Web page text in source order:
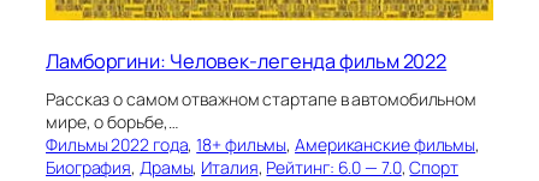
Ламборгини: Человек-легенда фильм 2022
Рассказ о самом отважном стартапе в автомобильном
мире, о борьбе,…
Фильмы 2022 года, 18+ фильмы, Американские фильмы
Биография, Драмы, Италия, Рейтинг: 6.0 — 7.0, Спорт